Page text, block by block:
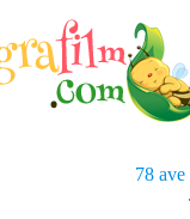
78 ave